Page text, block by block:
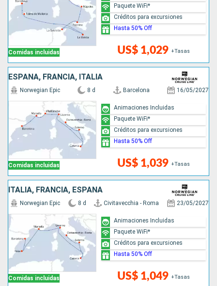
Comidas incluidas US$ 1,029 +Tasas
Paquete WiFi*
Créditos para excursiones
Hasta 50% Off
ESPAÑA, FRANCIA, ITALIA
Comidas incluidas
Norwegian Epic 8 d Barcelona 16/05/2027
US$ 1,039 +Tasas
Animaciones Incluidas
Paquete WiFi*
Créditos para excursiones
Hasta 50% Off
ITALIA, FRANCIA, ESPAÑA
Comidas incluidas
Norwegian Epic 8 d Civitavecchia - Roma 23/05/2027
US$ 1,049 +Tasas
Animaciones Incluidas
Paquete WiFi*
Créditos para excursiones
Hasta 50% Off